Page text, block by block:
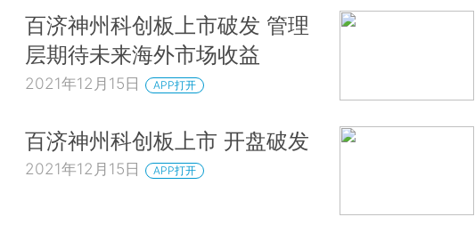
百济神州科创板上市破发 管理
层期待未来海外市场收益
2021年12月15日 APP打开
百济神州科创板上市 开盘破发
2021年12月15日 APP打开